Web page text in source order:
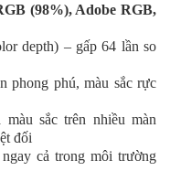
(98%), Adobe RGB,
depth) – gấp 64 lần so
phong phú, màu sắc rực
màu sắc trên nhiều màn
đối
cả trong môi trường